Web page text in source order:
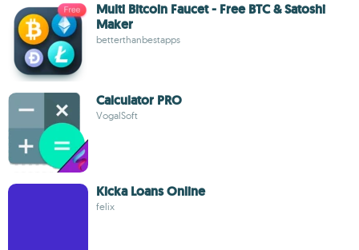
Multi Bitcoin Faucet - Free BTC & Satoshi
Maker
betterthanbestapps
Calculator PRO
VogalSoft
Kicka Loans Online
felix